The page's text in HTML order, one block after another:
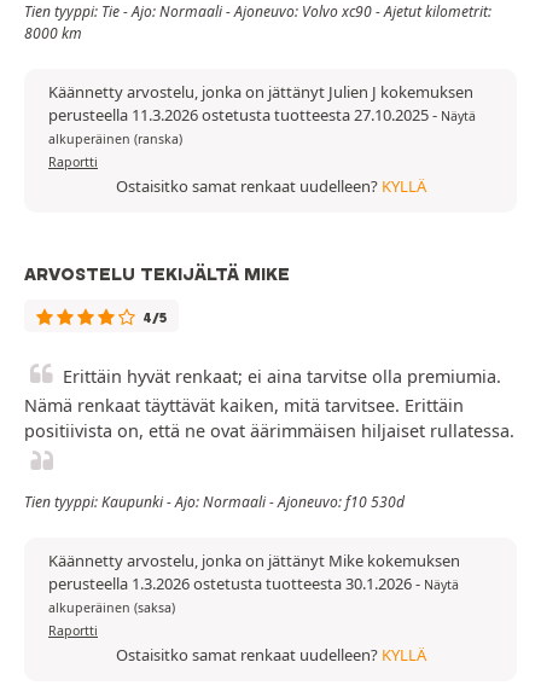
Tien tyyppi: Tie - Ajo: Normaali - Ajoneuvo: Volvo xc90 - Ajetut kilometrit:
8000 km
Käännetty arvostelu, jonka on jättänyt Julien J kokemuksen
perusteella 11.3.2026 ostetusta tuotteesta 27.10.2025- Näytä
alkuperäinen (ranska)
Raportti
Ostaisitko samat renkaat uudelleen? KYLLÄ
ARVOSTELU TEKIJÄLTÄ MIKE
4/5
Erittäin hyvät renkaat; ei aina tarvitse olla premiumia.
Nämä renkaat täyttävät kaiken, mitä tarvitsee. Erittäin
positiivista on, että ne ovat äärimmäisen hiljaiset rullatessa.
Tien tyyppi: Kaupunki - Ajo: Normaali - Ajoneuvo: f10 530d
Käännetty arvostelu, jonka on jättänyt Mike kokemuksen
perusteella 1.3.2026 ostetusta tuotteesta 30.1.2026- Näytä
alkuperäinen (saksa)
Raportti
Ostaisitko samat renkaat uudelleen? KYLLÄ